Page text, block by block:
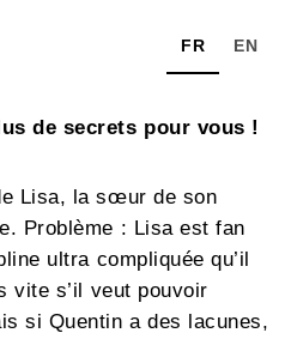
FR EN
de secrets pour vous !
Lisa, la sœur de son
Problème : Lisa est fan
ultra compliquée qu’il
vite s’il veut pouvoir
si Quentin a des lacunes,